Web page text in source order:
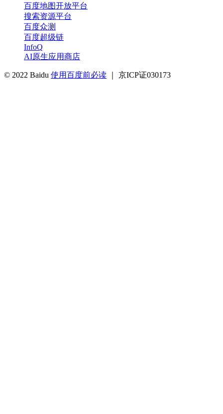
百度地图开放平台
搜索资源平台
百度众测
百度超级链
InfoQ
AI原生应用商店
© 2022 Baidu 使用百度前必读 ｜ 京ICP证030173